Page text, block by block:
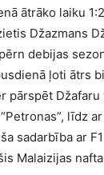
ātrāko laiku
Džazmans
debijas
ļoti ātrs
pārspēt Džafaru
līdz
sadarbība ar
Malaizijas